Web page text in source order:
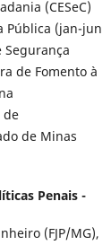
(CESeC)
Pública (jan-jun
de Fomento à
de
de Minas
Penais -
(FJP/MG),